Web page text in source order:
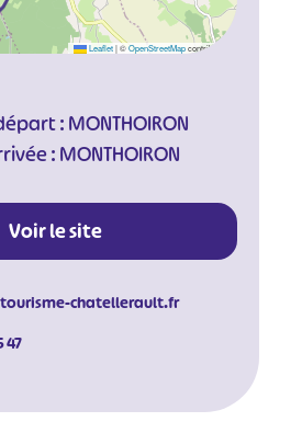
Leaflet |©OpenStreetMapcontributors
: MONTHOIRON
: MONTHOIRON
Voir le site
chatellerault.fr
47